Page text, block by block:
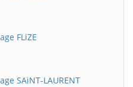
FLiZE
SAiNT-LAURENT